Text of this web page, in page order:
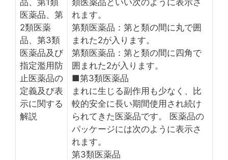
医薬品、第
2類医薬
品、第3類
医薬品及び
指定濫用防
止医薬品の
定義及び表
示に関する
解説
れます。
第類医薬品：第と類の間に丸で囲
まれた2が入ります。
第類医薬品：第と類の間に四角で
囲まれた2が入ります。
■第3類医薬品
まれに生じる副作用も少なく、比
較的安全に長い期間使用され続け
られてきた医薬品です。 医薬品の
パッケージには次のように表示さ
れます。
第3類医薬品